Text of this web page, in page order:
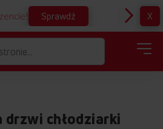
Sprawdź X
drzwi chłodziarki